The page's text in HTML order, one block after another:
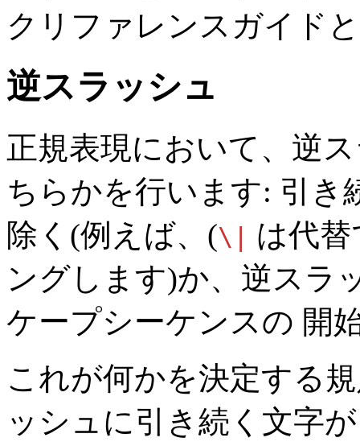
クリファレンスガイド
逆スラッシュ
正規表現において、逆
ちらかを行います: 引き
除く(例えば、(\| は代
ングします)か、逆スラ
ケープシーケンスの 開
これが何かを決定する
ッシュに引き続く文字